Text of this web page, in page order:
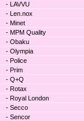
- LAVVU
- Len.nox
- Minet
- MPM Quality
- Obaku
- Olympia
- Police
- Prim
- Q+Q
- Rotax
- Royal London
- Secco
- Sencor